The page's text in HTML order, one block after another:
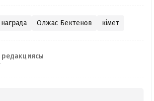
Олжас Бектенов Үкімет
редакциясы